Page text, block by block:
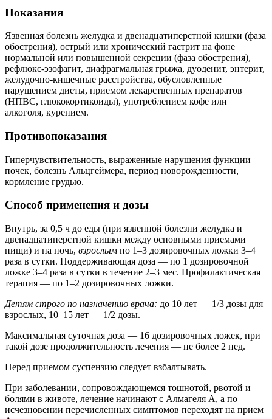
Показания
Язвенная болезнь желудка и двенадцатиперстной кишки (фаза
обострения), острый или хронический гастрит на фоне
нормальной или повышенной секреции (фаза обострения),
рефлюкс-эзофагит, диафрагмальная грыжа, дуоденит, энтерит,
желудочно-кишечные расстройства, обусловленные
нарушением диеты, приемом лекарственных препаратов
(НПВС, глюкокортикоиды), употреблением кофе или
алкоголя, курением.
Противопоказания
Гиперчувствительность, выраженные нарушения функции
почек, болезнь Альцгеймера, период новорожденности,
кормление грудью.
Способ применения и дозы
Внутрь, за 0,5 ч до еды (при язвенной болезни желудка и
двенадцатиперстной кишки между основными приемами
пищи) и на ночь, взрослым по 1–3 дозировочных ложки 3–4
раза в сутки. Поддерживающая доза — по 1 дозировочной
ложке 3–4 раза в сутки в течение 2–3 мес. Профилактическая
терапия — по 1–2 дозировочных ложки.
Детям строго по назначению врача: до 10 лет — 1/3 дозы для
взрослых, 10–15 лет — 1/2 дозы.
Максимальная суточная доза — 16 дозировочных ложек, при
такой дозе продолжительность лечения — не более 2 нед.
Перед приемом суспензию следует взбалтывать.
При заболевании, сопровождающемся тошнотой, рвотой и
болями в животе, лечение начинают с Алмагеля А, а по
исчезновении перечисленных симптомов переходят на прием